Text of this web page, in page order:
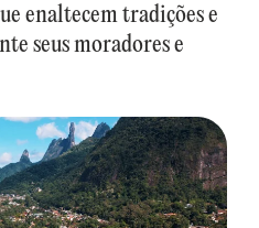
enaltecem tradições e
seus moradores e